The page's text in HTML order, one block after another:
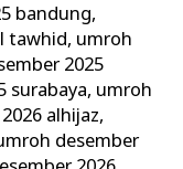
bandung,
tawhid, umroh
2025
surabaya, umroh
alhijaz,
desember